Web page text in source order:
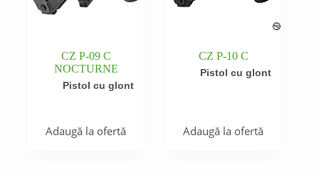
CZ P-09 C
NOCTURNE
Pistol cu glont
Adaugă la ofertă
CZ P-10 C
Pistol cu glont
Adaugă la ofertă